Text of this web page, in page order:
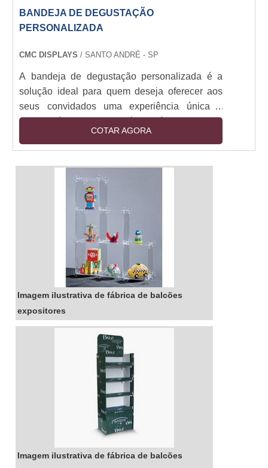
BANDEJA DE DEGUSTAÇÃO
PERSONALIZADA
CMC DISPLAYS/ SANTO ANDRÉ - SP
A bandeja de degustação personalizada é a
solução ideal para quem deseja oferecer aos
seus convidados uma experiência única e
inesquecível. Com ela, é possível criar uma
seleção de pratos e bebidas que se adequem
ao gosto de cada um. Além disso, a bandeja de
degustação personalizada é prática e versátil,
pois pode ser montada de acordo com o tema
da festa ou evento. Seja para um jantar íntimo
ou para um grande evento, a bandeja de
degustação personalizada é a escolha certa
para surpreender os seus convidados.
COTAR AGORA
Imagem ilustrativa de fábrica de balcões
expositores
Imagem ilustrativa de fábrica de balcões